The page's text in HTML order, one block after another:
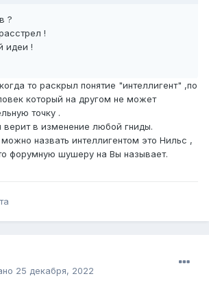
?
!
идеи !
то раскрыл понятие "интеллигент" ,по
который на другом не может
точку .
верит в изменение любой гниды.
назвать интеллигентом это Нильс ,
форумную шушеру на Вы называет.
25 декабря, 2022